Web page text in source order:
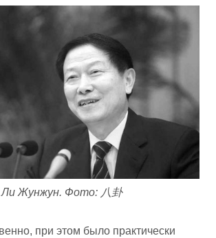
Ли Жунжун. Фото: 八卦
при этом было практически